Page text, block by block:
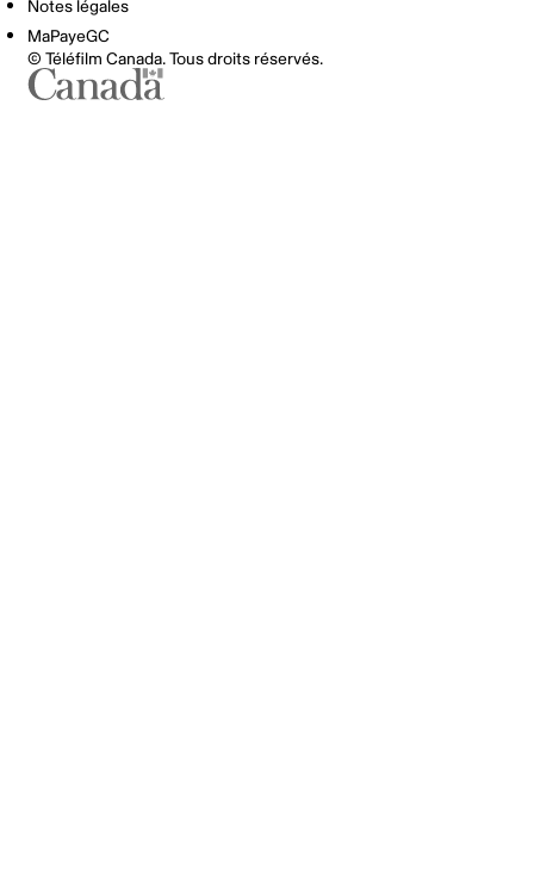
Notes légales
MaPayeGC
© Téléfilm Canada. Tous droits réservés.